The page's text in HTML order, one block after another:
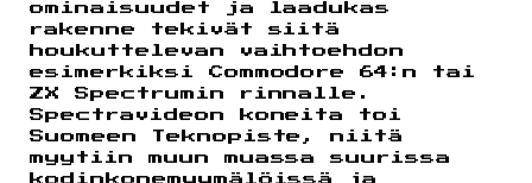
ominaisuudet ja laadukas
rakenne tekivät siitä
houkuttelevan vaihtoehdon
esimerkiksi Commodore 64:n tai
ZX Spectrumin rinnalle.
Spectravideon koneita toi
Suomeen Teknopiste, niitä
myytiin muun muassa suurissa
kodinkonemyymälöissä ja